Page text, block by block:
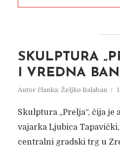
SKULPTURA
I VREDNA
Autor članka: Željko Balaban
Skulptura „Prelja“, čija je
vajarka Ljubica
centralni gradski trg u